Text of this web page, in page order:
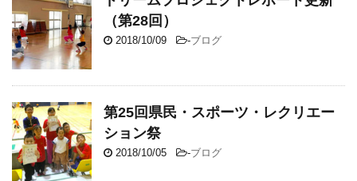
（第28回）
2018/10/09 -ブログ
第25回県民・スポーツ・レクリエー
ション祭
2018/10/05 -ブログ